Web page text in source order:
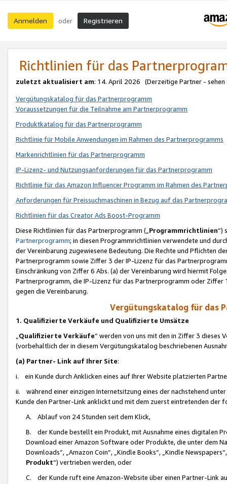
Anmelden oder Registrieren
Richtlinien für das
zuletzt aktualisiert am: 14. April 2026 (Derzeitige Partner - sehen
Vergütungskatalog für das Partnerprogramm
Voraussetzungen für die Teilnahme am Partnerprogramm
Produktkatalog für das Partnerprogramm
Richtlinie für Mobile Anwendungen im Rahmen des Partnerprogramms
Markenrichtlinien für das Partnerprogramm
IP-Lizenz- und Nutzungsanforderungen für das Partnerprogramm
Richtlinie für das Amazon Influencer Programm im Rahmen des
Anforderungen für Preissuchmaschinen in Bezug auf das
Richtlinien für das Creator Ads Boost-Programm
Diese Richtlinien für das Partnerprogramm („Programmrichtlinien“)
Partnerprogramm; in diesen Programmrichtlinien verwendete und
der Vereinbarung zugewiesene Bedeutung. Die Rechte und Pflichten
Partnerprogramm sowie Ziffer 3 der IP-Lizenz für das
Einschränkung von Ziffer 6 Abs. (a) der Vereinbarung wird hiermit
Partnerprogramm, die IP-Lizenz für das Partnerprogramm oder
gegen die Vereinbarung.
Vergütungskatalog für das
1. Qualifizierte Verkäufe und Qualifizierte Umsätze
Qualifizierte Verkäufe“ werden von uns mit den in Ziffer 3
(vorbehaltlich der in diesem Vergütungskatalog beschriebenen
(a) Partner- Link auf Ihrer Site:
i. ein Kunde durch Anklicken eines auf Ihrer Website platzierten
ii. während einer einzigen Internetsitzung eines der nachstehend
Kunde den Partner-Link anklickt und mit dem zuerst eintretenden der
A. Ablauf von 24 Stunden seit dem Klick,
B. der Kunde bestellt ein Produkt, mit Ausnahme eines digitalen
Download einer Amazon Software oder Produkte, die unter dem
Downloads“, „Amazon Coin“, „Kindle Books“, „Kindle
Produkt“) vertrieben werden, oder
C. der Kunde ruft eine Amazon-Website über einen Partner-Link